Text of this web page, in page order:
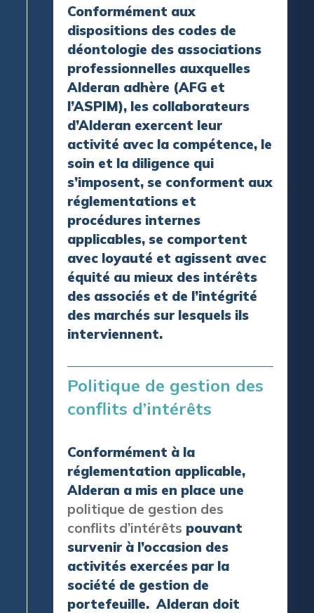
Conformément aux
dispositions des codes de
déontologie des associations
professionnelles auxquelles
Alderan adhère (AFG et
l’ASPIM), les collaborateurs
d’Alderan exercent leur
activité avec la compétence, le
soin et la diligence qui
s’imposent, se conforment aux
réglementations et
procédures internes
applicables, se comportent
avec loyauté et agissent avec
équité au mieux des intérêts
des associés et de l’intégrité
des marchés sur lesquels ils
interviennent.
Politique de gestion des
conflits d’intérêts
Conformément à la
réglementation applicable,
Alderan a mis en place une
politique de gestion des
conflits d’intérêts pouvant
survenir à l’occasion des
activités exercées par la
société de gestion de
portefeuille. Alderan doit